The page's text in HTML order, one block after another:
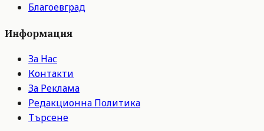
Благоевград
Информация
За Нас
Контакти
За Реклама
Редакционна Политика
Търсене